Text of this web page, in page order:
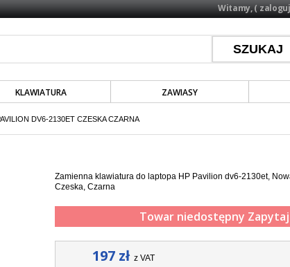
Witamy, (
KLAWIATURA ZAWIASY
DV6-2130ET CZESKA CZARNA
Zamienna klawiatura do laptopa HP Pavilion dv6-2130et,
Czeska, Czarna
Towar niedostępny Zapytaj
197 zł z VAT